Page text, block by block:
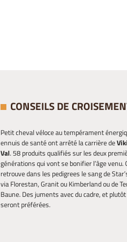
CONSEILS DE
Petit cheval véloce au tempérament
ennuis de santé ont arrêté la carrière de
Val. 58 produits qualifiés sur les deux
générations qui vont se bonifier l’âge venu.
retrouve dans les pedigrees le sang de
via Florestan, Granit ou Kimberland ou de
Baune. Des juments avec du cadre, et
seront préférées.